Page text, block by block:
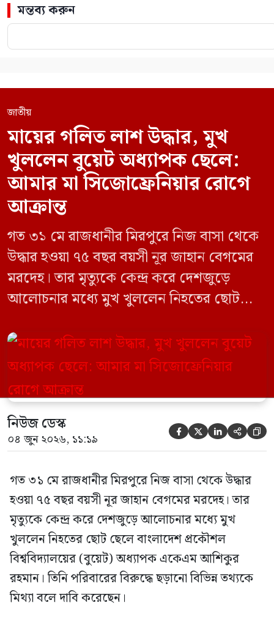
মন্তব্য করুন
জাতীয়
মায়ের গলিত লাশ উদ্ধার, মুখ
খুললেন বুয়েট অধ্যাপক ছেলে:
আমার মা সিজোফ্রেনিয়ার রোগে
আক্রান্ত
গত ৩১ মে রাজধানীর মিরপুরে নিজ বাসা থেকে
উদ্ধার হওয়া ৭৫ বছর বয়সী নূর জাহান বেগমের
মরদেহ। তার মৃত্যুকে কেন্দ্র করে দেশজুড়ে
আলোচনার মধ্যে মুখ খুললেন নিহতের ছোট
(বুয়েট) অধ্যাপক একেএম আশিকুর রহমান।
তিনি পরিবারের বিরুদ্ধে ছড়ানো বিভিন্ন তথ্যকে
মিথ্যা বলে দাবি করেছেন। বুধবার (৩ জুন)
গণমাধ্যমে দেওয়া বক্তব্যে তিনি এই […]
নিউজ ডেস্ক
০৪ জুন ২০২৬, ১১:১৯     
গত ৩১ মে রাজধানীর মিরপুরে নিজ বাসা থেকে উদ্ধার
হওয়া ৭৫ বছর বয়সী নূর জাহান বেগমের মরদেহ। তার
মৃত্যুকে কেন্দ্র করে দেশজুড়ে আলোচনার মধ্যে মুখ
খুললেন নিহতের ছোট ছেলে বাংলাদেশ প্রকৌশল
বিশ্ববিদ্যালয়ের (বুয়েট) অধ্যাপক একেএম আশিকুর
রহমান। তিনি পরিবারের বিরুদ্ধে ছড়ানো বিভিন্ন তথ্যকে
মিথ্যা বলে দাবি করেছেন।